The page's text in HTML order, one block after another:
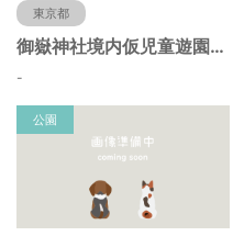
東京都
御嶽神社境内仮児童遊園（東京都豊島区）
-
公園